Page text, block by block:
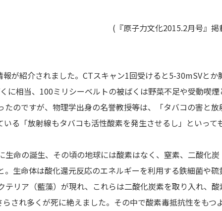
(『原子力文化2015.2月号』掲
が紹介されました。CTスキャン1回受けると5-30mSVとか
に相当、100ミリシーベルトの被ばくは野菜不足や受動喫煙
のですが、物理学出身の名誉教授等は、「タバコの害と放
る「放射線もタバコも活性酸素を発生させるし」といって
命の誕生、その頃の地球には酸素はなく、窒素、二酸化炭
生命体は酸化還元反応のエネルギーを利用する鉄細菌や硫
リア（藍藻）が現れ、これらは二酸化炭素を取り入れ、酸
され多くが死に絶えました。その中で酸素毒抵抗性をもつ